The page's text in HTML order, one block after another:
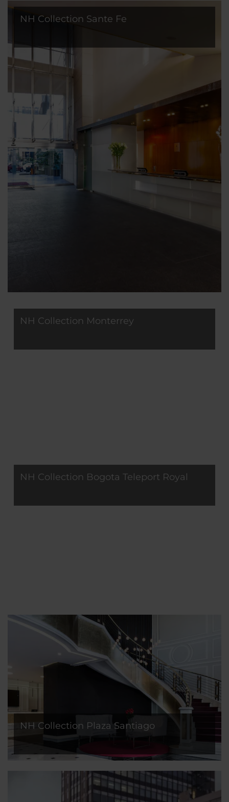
NH Collection Sante Fe
NH Collection Monterrey
NH Collection Bogota Teleport Royal
NH Collection Plaza Santiago